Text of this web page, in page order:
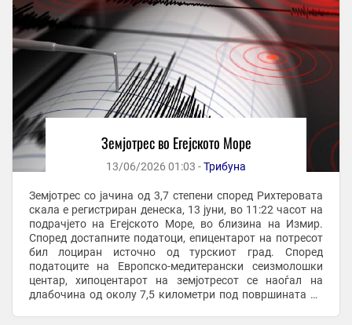
Земјотрес во Егејското Море
13/06/2026 01:03 -Трибуна
Земјотрес со јачина од 3,7 степени според Рихтеровата
скала е регистриран денеска, 13 јуни, во 11:22 часот на
подрачјето на Егејското Море, во близина на Измир.
Според достапните податоци, епицентарот на потресот
бил лоциран источно од турскиот град. Според
податоците на Европско-медитерански сеизмолошки
центар, хипоцентарот на земјотресот се наоѓал на
длабочина од околу 7,5 километри под површината на